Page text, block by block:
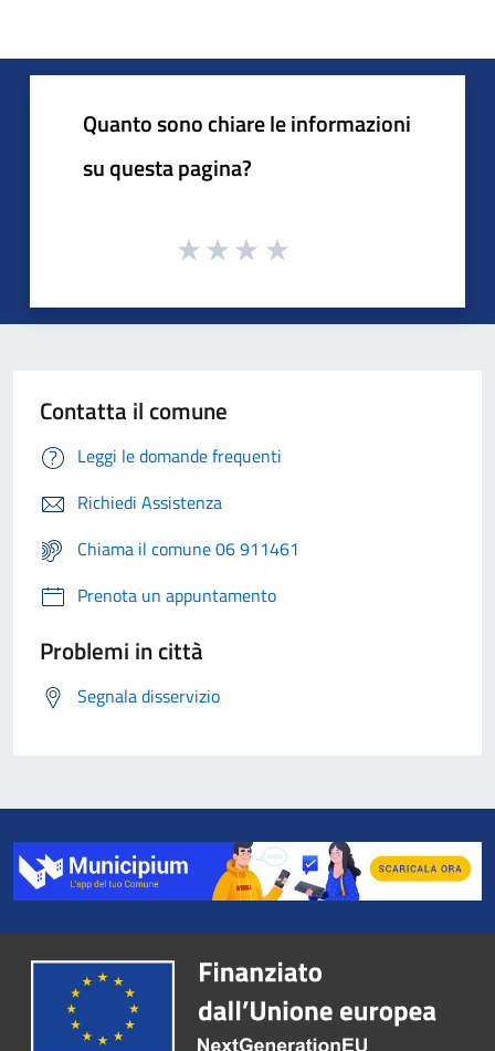
Quanto sono chiare le informazioni
su questa pagina?
Contatta il comune
Leggi le domande frequenti
Richiedi Assistenza
Chiama il comune 06 911461
Prenota un appuntamento
Problemi in città
Segnala disservizio